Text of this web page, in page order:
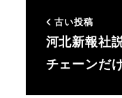
古い投稿
河北新報社
チェーンだ